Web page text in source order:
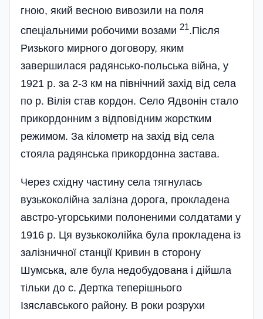
гною, який весною вивозили на поля
спеціальними робочими возами 21.Після
Ризького мирного договору, яким
завершилася радянсько-польська війна, у
1921 р. за 2-3 км на північний захід від села
по р. Вілія став кордон. Село Ядвонін стало
прикордонним з відповідним жорстким
режимом. За кілометр на захід від села
стояла радянська прикордонна застава.
Через східну частину села тягнулась
вузькоколійна залізна дорога, прокладена
австро-угорськими полоненими солдатами у
1916 р. Ця вузькоколійка була прокладена із
залізничної станції Кривин в сторону
Шумська, але була недобудована і дійшла
тільки до с. Дертка теперішнього
Ізяславського району. В роки розрухи